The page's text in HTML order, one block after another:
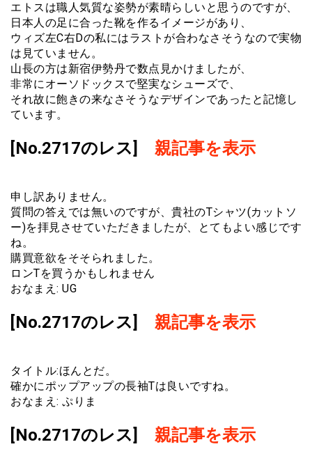
エトスは職人気質な姿勢が素晴らしいと思うのですが、
日本人の足に合った靴を作るイメージがあり、
ウィズ左C右Dの私にはラストが合わなさそうなので実物
は見ていません。
山長の方は新宿伊勢丹で数点見かけましたが、
非常にオーソドックスで堅実なシューズで、
それ故に飽きの来なさそうなデザインであったと記憶し
ています。
[No.2717のレス] 親記事を表示
申し訳ありません。
質問の答えでは無いのですが、貴社のTシャツ(カットソ
ー)を拝見させていただきましたが、とてもよい感じです
ね。
購買意欲をそそられました。
ロンTを買うかもしれません
おなまえ: UG
[No.2717のレス] 親記事を表示
タイトル:ほんとだ。
確かにポップアップの長袖Tは良いですね。
おなまえ: ぷりま
[No.2717のレス] 親記事を表示